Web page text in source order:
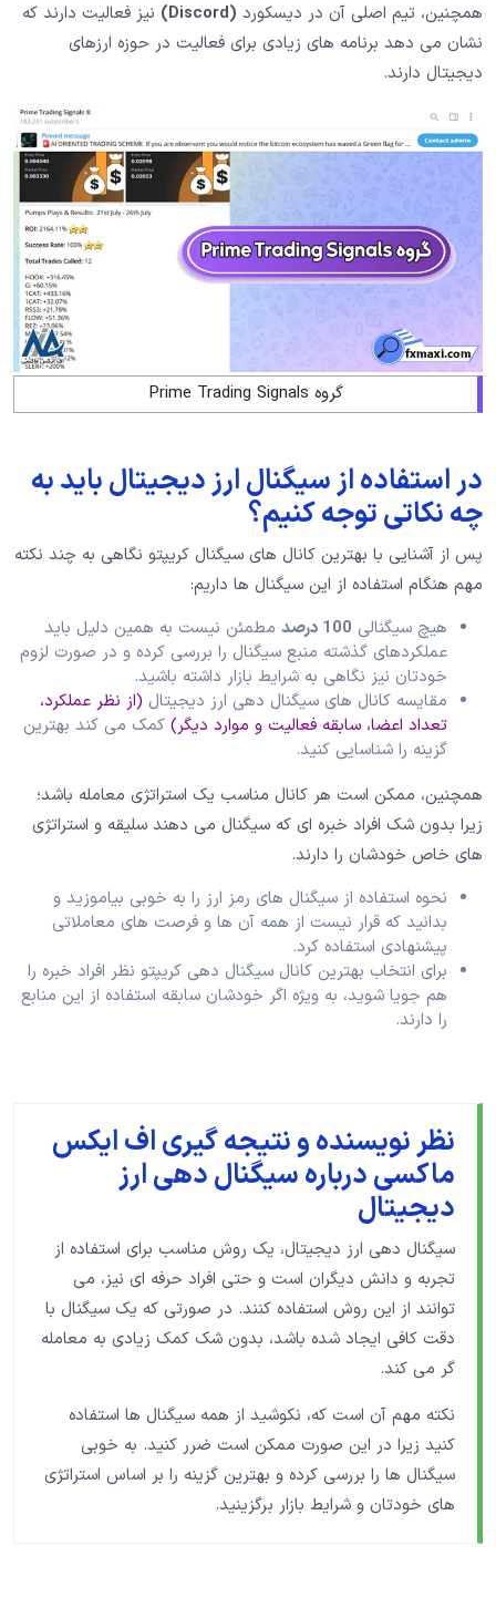
همچنین، تیم اصلی آن در دیسکورد (Discord)
نیز فعالیت دارند که
نشان می دهد برنامه های زیادی برای فعالیت در حوزه ارزهای
دیجیتال دارند.
گروه Prime Trading Signals
در استفاده از سیگنال ارز دیجیتال باید به
چه نکاتی توجه کنیم؟
پس از آشنایی با بهترین کانال های سیگنال کریپتو نگاهی به چند نکته
مهم هنگام استفاده از این سیگنال ها داریم:
هیچ سیگنالی 100 درصد
مطمئن نیست به همین دلیل باید
عملکردهای گذشته منبع سیگنال را بررسی کرده و در صورت لزوم
خودتان نیز نگاهی به شرایط بازار داشته باشید.
مقایسه کانال های سیگنال دهی ارز دیجیتال (از نظر عملکرد،
تعداد اعضا، سابقه فعالیت و موارد دیگر) کمک می کند بهترین
گزینه را شناسایی کنید.
همچنین، ممکن است هر کانال مناسب یک استراتژی معامله باشد؛
زیرا بدون شک افراد خبره ای که سیگنال می دهند سلیقه و استراتژی
های خاص خودشان را دارند.
نحوه استفاده از سیگنال های رمز ارز را به خوبی بیاموزید و
بدانید که قرار نیست از همه آن ها و فرصت های معاملاتی
پیشنهادی استفاده کرد.
برای انتخاب بهترین کانال سیگنال دهی کریپتو نظر افراد خبره را
هم جویا شوید، به ویژه اگر خودشان سابقه استفاده از این منابع
را دارند.
نظر نویسنده و نتیجه گیری اف ایکس
ماکسی درباره سیگنال دهی ارز
دیجیتال
سیگنال دهی ارز دیجیتال، یک روش مناسب برای استفاده از
تجربه و دانش دیگران است و حتی افراد حرفه ای نیز، می
توانند از این روش استفاده کنند. در صورتی که یک سیگنال با
دقت کافی ایجاد شده باشد، بدون شک کمک زیادی به معامله
گر می کند.
نکته مهم آن است که، نکوشید از همه سیگنال ها استفاده
کنید زیرا در این صورت ممکن است ضرر کنید. به خوبی
سیگنال ها را بررسی کرده و بهترین گزینه را بر اساس استراتژی
های خودتان و شرایط بازار برگزینید.